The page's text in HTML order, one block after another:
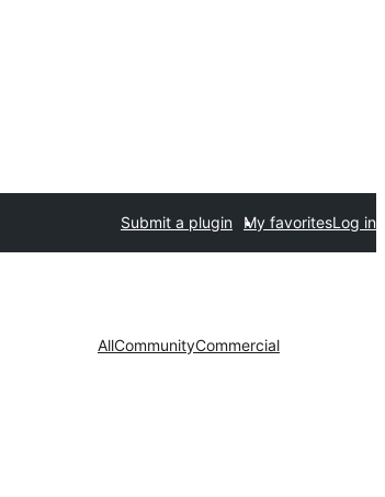
Submit a plugin My favoritesLog in
AllCommunityCommercial